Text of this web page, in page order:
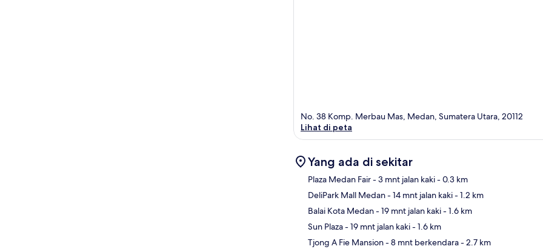
No. 38 Komp. Merbau Mas, Medan, Sumatera Utara, 20112
Lihat di peta
Yang ada di sekitar
Plaza Medan Fair- 3 mnt jalan kaki- 0.3 km
DeliPark Mall Medan- 14 mnt jalan kaki- 1.2 km
Balai Kota Medan- 19 mnt jalan kaki- 1.6 km
Sun Plaza- 19 mnt jalan kaki- 1.6 km
Tjong A Fie Mansion- 8 mnt berkendara- 2.7 km